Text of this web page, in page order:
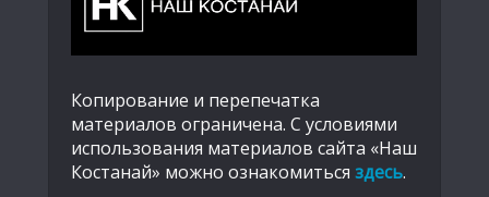
Копирование и перепечатка
материалов ограничена. С условиями
использования материалов сайта «Наш
Костанай» можно ознакомиться здесь.